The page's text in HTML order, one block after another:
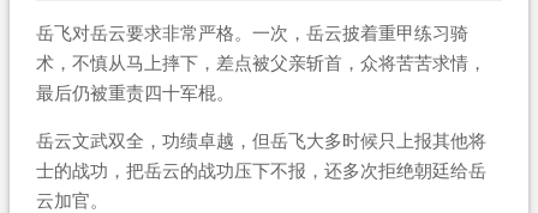
岳飞对岳云要求非常严格。一次，岳云披着重甲练习骑
术，不慎从马上摔下，差点被父亲斩首，众将苦苦求情，
最后仍被重责四十军棍。
岳云文武双全，功绩卓越，但岳飞大多时候只上报其他将
士的战功，把岳云的战功压下不报，还多次拒绝朝廷给岳
云加官。